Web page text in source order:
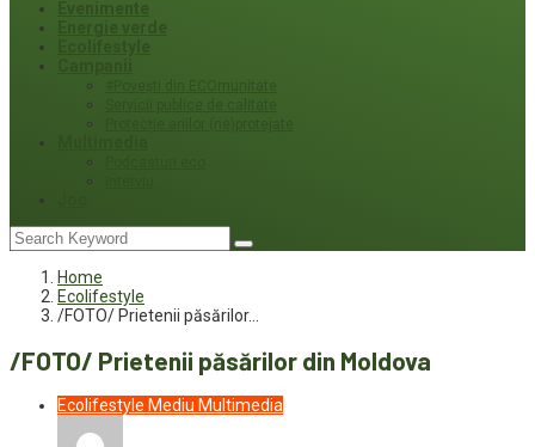
Home
Ecolifestyle
/FOTO/ Prietenii păsărilor…
/FOTO/ Prietenii păsărilor din Moldova
Ecolifestyle Mediu Multimedia